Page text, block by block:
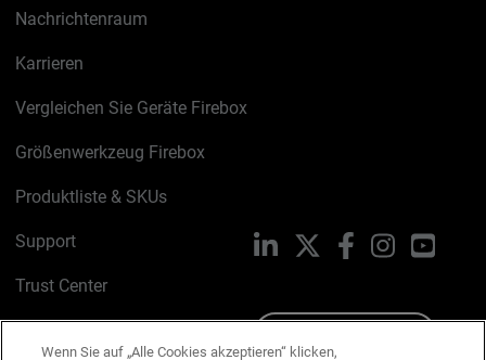
Nachrichtenraum
Karrieren
Vergleichen Sie Geräte Firebox
Größenwerkzeug Firebox
Produktliste & SKUs
Support
Trust Center
LinkedIn FacebookInstagram
Wenn Sie auf „Alle Cookies akzeptieren“ klicken,